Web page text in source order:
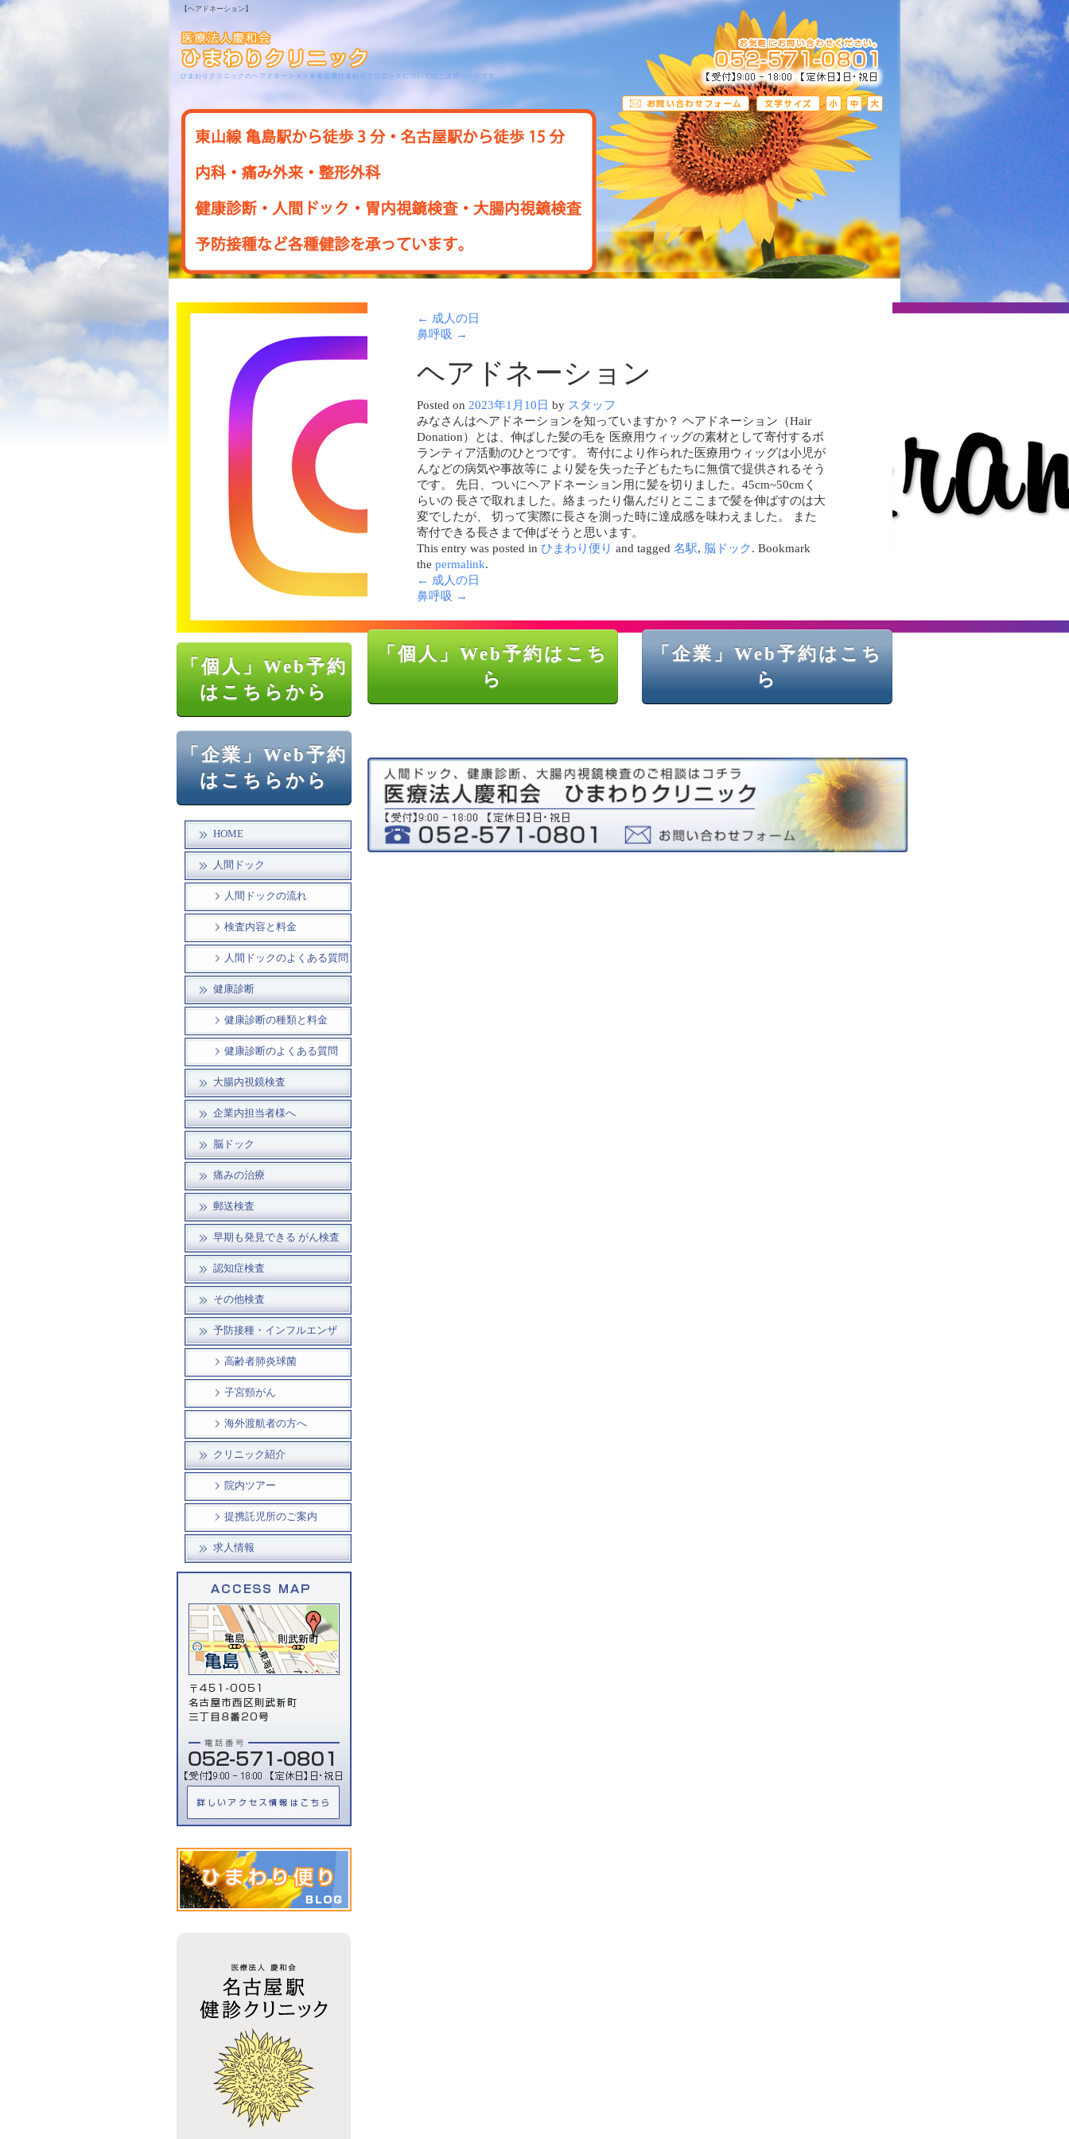
【ヘアドネーション】
ひまわりクリニックのヘアドネーション＠名古屋ひまわりクリニックについてのご説明ページです
「個人」Web予約
はこちらから
「企業」Web予約
はこちらから
HOME
人間ドック
人間ドックの流れ
検査内容と料金
人間ドックのよくある質問
健康診断
健康診断の種類と料金
健康診断のよくある質問
大腸内視鏡検査
企業内担当者様へ
脳ドック
痛みの治療
郵送検査
早期も発見できる がん検査
認知症検査
その他検査
予防接種・インフルエンザ
高齢者肺炎球菌
子宮頸がん
海外渡航者の方へ
クリニック紹介
院内ツアー
提携託児所のご案内
求人情報
← 成人の日
鼻呼吸 →
ヘアドネーション
Posted on 2023年1月10日 by スタッフ
みなさんはヘアドネーションを知っていますか？ ヘアドネーション（Hair
Donation）とは、伸ばした髪の毛を 医療用ウィッグの素材として寄付するボ
ランティア活動のひとつです。 寄付により作られた医療用ウィッグは小児が
んなどの病気や事故等に より髪を失った子どもたちに無償で提供されるそう
です。 先日、ついにヘアドネーション用に髪を切りました。45cm~50cmく
らいの 長さで取れました。絡まったり傷んだりとここまで髪を伸ばすのは大
変でしたが、 切って実際に長さを測った時に達成感を味わえました。 また
寄付できる長さまで伸ばそうと思います。
This entry was posted in ひまわり便り and tagged 名駅, 脳ドック. Bookmark
the permalink.
← 成人の日
鼻呼吸 →
「個人」Web予約はこち
ら
「企業」Web予約はこち
ら